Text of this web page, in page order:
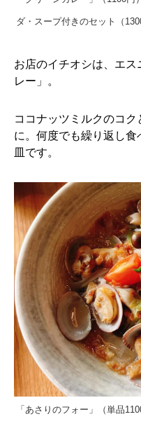
ダ・スープ付きのセット（
お店のイチオシは、エ
レー」。
ココナッツミルクのコ
に。何度でも繰り返し食
皿です。
「あさりのフォー」（単品